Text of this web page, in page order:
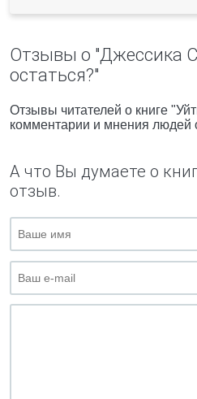
Отзывы о "Джессика
остаться?"
Отзывы читателей о книге
комментарии и мнения людей
А что Вы думаете о
отзыв.